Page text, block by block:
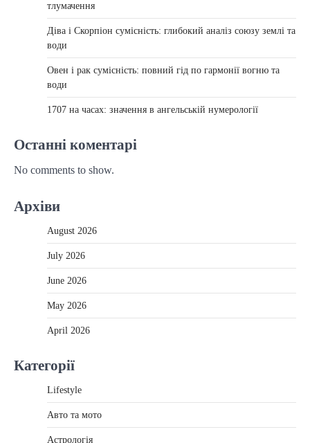
тлумачення
Діва і Скорпіон сумісність: глибокий аналіз союзу землі та
води
Овен і рак сумісність: повний гід по гармонії вогню та
води
1707 на часах: значення в ангельській нумерології
Останні коментарі
No comments to show.
Архіви
August 2026
July 2026
June 2026
May 2026
April 2026
Категорії
Lifestyle
Авто та мото
Астрологія